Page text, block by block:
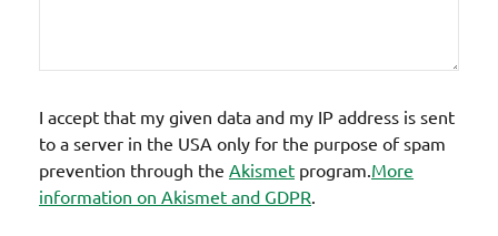
I accept that my given data and my IP address is sent
to a server in the USA only for the purpose of spam
prevention through the Akismet program. More
information on Akismet and GDPR